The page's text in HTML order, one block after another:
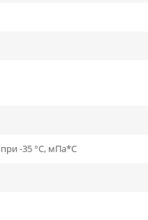
-35 °C, мПа*С